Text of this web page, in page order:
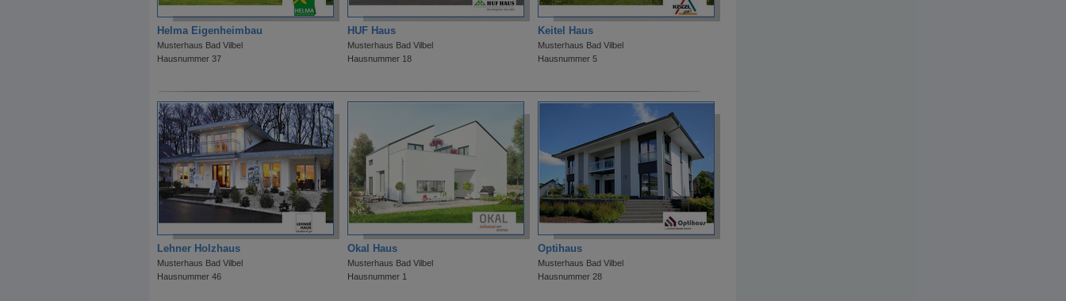
Helma Eigenheimbau
Musterhaus Bad Vilbel
Hausnummer 37
HUF Haus
Musterhaus Bad Vilbel
Hausnummer 18
Keitel Haus
Musterhaus Bad Vilbel
Hausnummer 5
Lehner Holzhaus
Musterhaus Bad Vilbel
Hausnummer 46
Okal Haus
Musterhaus Bad Vilbel
Hausnummer 1
Optihaus
Musterhaus Bad Vilbel
Hausnummer 28